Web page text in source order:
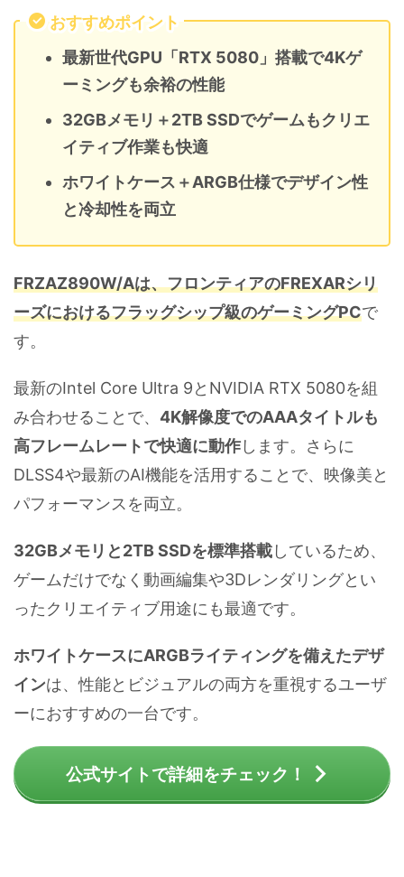
おすすめポイント
最新世代GPU「RTX 5080」搭載で4Kゲ
ーミングも余裕の性能
32GBメモリ＋2TB SSDでゲームもクリエ
イティブ作業も快適
ホワイトケース＋ARGB仕様でデザイン性
と冷却性を両立
FRZAZ890W/Aは、フロンティアのFREXARシリ
ーズにおけるフラッグシップ級のゲーミングPCで
す。
最新のIntel Core Ultra 9とNVIDIA RTX 5080を組
み合わせることで、 4K解像度でのAAAタイトルも
高フレームレートで快適に動作します。さらに
DLSS4や最新のAI機能を活用することで、映像美と
パフォーマンスを両立。
32GBメモリと2TB SSDを標準搭載しているため、
ゲームだけでなく動画編集や3Dレンダリングとい
ったクリエイティブ用途にも最適です。
ホワイトケースにARGBライティングを備えたデザ
インは、性能とビジュアルの両方を重視するユーザ
ーにおすすめの一台です。
公式サイトで詳細をチェック！